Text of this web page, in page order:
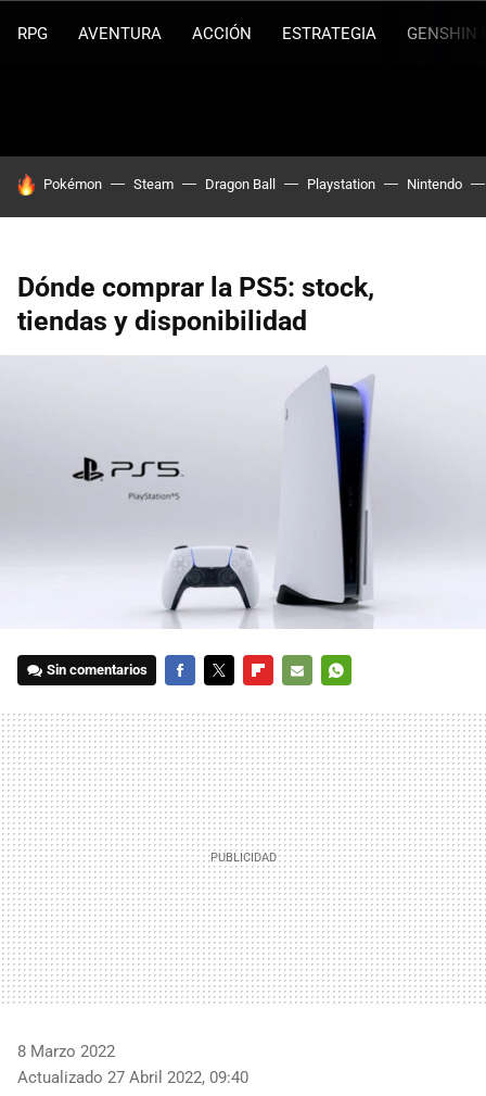
RPG AVENTURA ACCIÓN ESTRATEGIA GENSHIN
HOY SE HABLA DE
Pokémon Steam Dragon Ball Playstation Nintendo
Dónde comprar la PS5: stock,
tiendas y disponibilidad
Sin comentarios
MAIL
8 Marzo 2022
Actualizado 27 Abril 2022, 09:40